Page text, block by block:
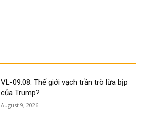
VL-09.08: Thế giới vạch trần trò lừa bịp
của Trump?
August 9, 2026